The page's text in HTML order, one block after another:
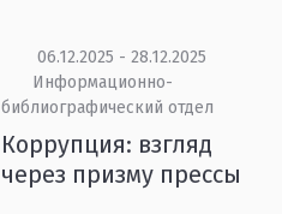
06.12.2025 - 28.12.2025
Информационно-
библиографический отдел
Коррупция: взгляд
через призму прессы